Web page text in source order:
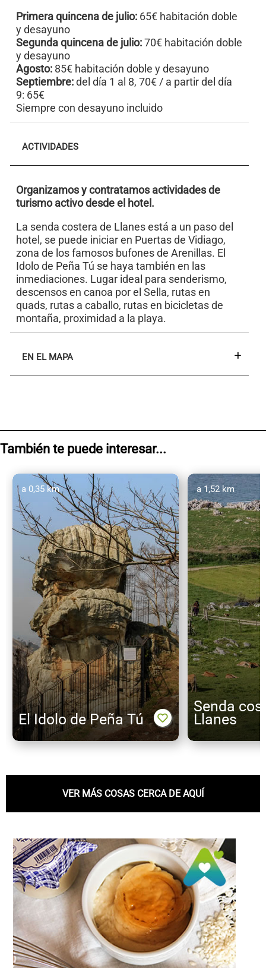
Primera quincena de julio: 65€ habitación doble
y desayuno
Segunda quincena de julio:70€ habitación doble
y desayuno
Agosto: 85€ habitación doble y desayuno
Septiembre:del día 1 al 8, 70€ / a partir del día
9: 65€
Siempre con desayuno incluido
ACTIVIDADES
Organizamos y contratamos actividades de
turismo activo desde el hotel.
La senda costera de Llanes está a un paso del
hotel, se puede iniciar en Puertas de Vidiago,
zona de los famosos bufones de Arenillas. El
Idolo de Peña Tú se haya también en las
inmediaciones. Lugar ideal para senderismo,
descensos en canoa por el Sella, rutas en
quads, rutas a caballo, rutas en bicicletas de
montaña, proximidad a la playa.
EN EL MAPA
También te puede interesar...
El Idolo de Peña Tú
a 0,35 km
Senda
Llanes
a 1,52 km
VER MÁS COSAS CERCA DE AQUÍ